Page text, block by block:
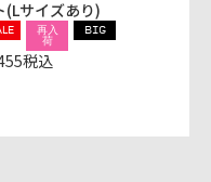
(Lサイズあり)
再入
荷
BIG
税込